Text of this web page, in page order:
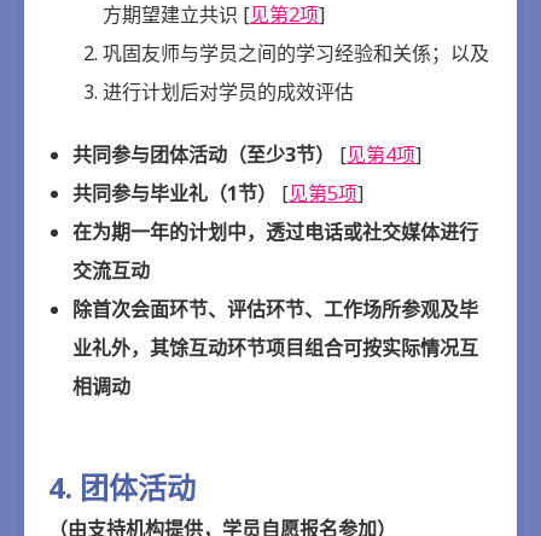
方期望建立共识 [见第2项]
巩固友师与学员之间的学习经验和关係；以及
进行计划后对学员的成效评估
共同参与团体活动（至少3节） [见第4项]
共同参与毕业礼（1节）
[见第5项]
在为期一年的计划中，透过电话或社交媒体进行
交流互动
除首次会面环节、评估环节、工作场所参观及毕
业礼外，其馀互动环节项目组合可按实际情况互
相调动
4. 团体活动
（由支持机构提供，学员自愿报名参加）